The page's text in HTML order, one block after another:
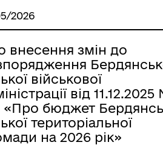
2026
внесення змін до
військової
від
«Про бюджет
територіальної
на 2026 рік»